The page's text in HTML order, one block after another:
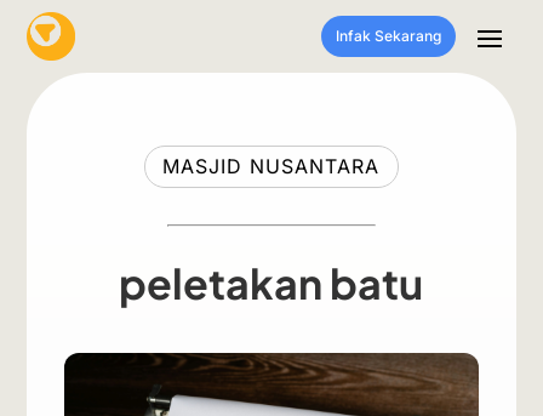
Infak Sekarang
MASJID NUSANTARA
peletakan batu